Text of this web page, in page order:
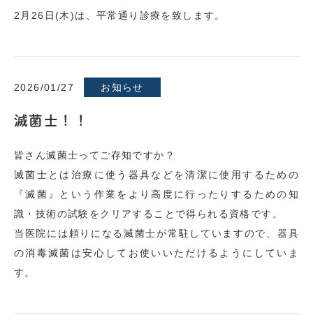
2月26日(木)は、平常通り診療を致します。
2026/01/27 お知らせ
滅菌士！！
皆さん滅菌士ってご存知ですか？
滅菌士とは治療に使う器具などを清潔に使用するための
『滅菌』という作業をより高度に行ったりするための知
識・技術の試験をクリアすることで得られる資格です。
当医院には頼りになる滅菌士が常駐していますので、器具
の消毒滅菌は安心してお使いいただけるようにしていま
す。